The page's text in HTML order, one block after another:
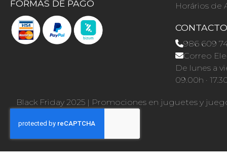
FORMAS DE PAGO
Horários de
CONTACTO
986 609
Correo
De lunes a
09.00h ·
Black Friday 2025 | Promociones en juguetes y